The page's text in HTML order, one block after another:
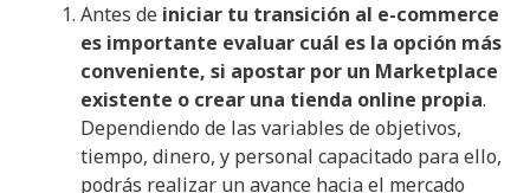
Antes de iniciar tu transición al e-commerce
es importante evaluar cuál es la opción más
conveniente, si apostar por un Marketplace
existente o crear una tienda online propia.
Dependiendo de las variables de objetivos,
tiempo, dinero, y personal capacitado para ello,
podrás realizar un avance hacia el mercado